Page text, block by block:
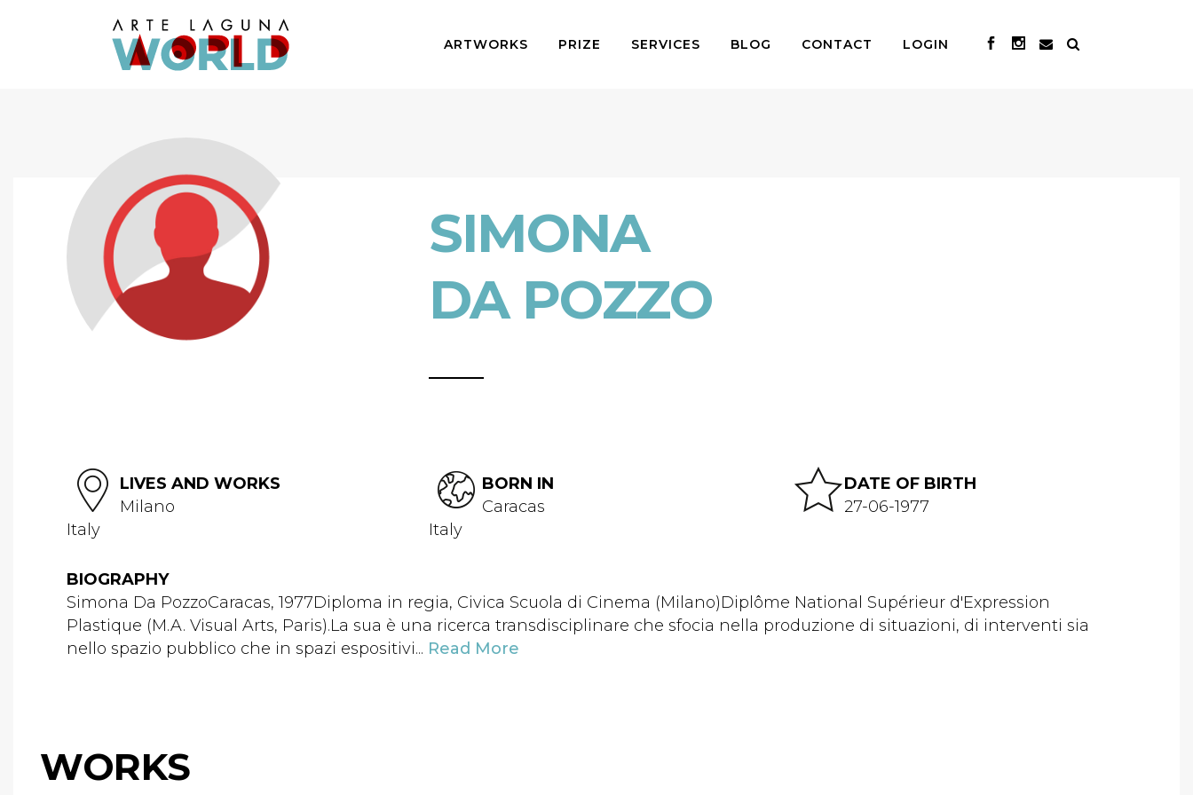
ARTWORKS PRIZE SERVICES BLOG CONTACT LOGIN
SIMONA
DA POZZO
LIVES AND WORKS
Milano
Italy
BORN IN
Caracas
Italy
DATE OF BIRTH
27-06-1977
BIOGRAPHY
Simona Da PozzoCaracas, 1977Diploma in regia, Civica Scuola di Cinema (Milano)Diplôme National Supérieur d'Expression
Plastique (M.A. Visual Arts, Paris).La sua è una ricerca transdisciplinare che sfocia nella produzione di situazioni, di interventi sia
nello spazio pubblico che in spazi espositivi... Read More
WORKS